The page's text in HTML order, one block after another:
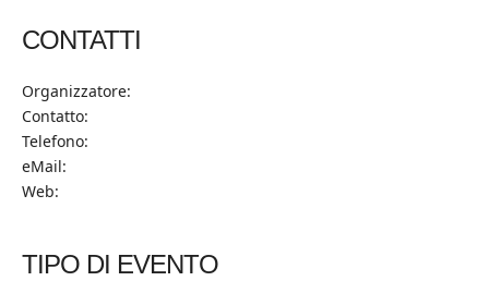
CONTATTI
Organizzatore:
Contatto:
Telefono:
eMail:
Web:
TIPO DI EVENTO